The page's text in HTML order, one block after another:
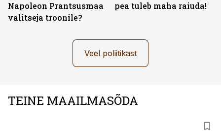
Napoleon Prantsusmaa
valitseja troonile?
pea tuleb maha raiuda!
Veel poliitikast
TEINE MAAILMASÕDA